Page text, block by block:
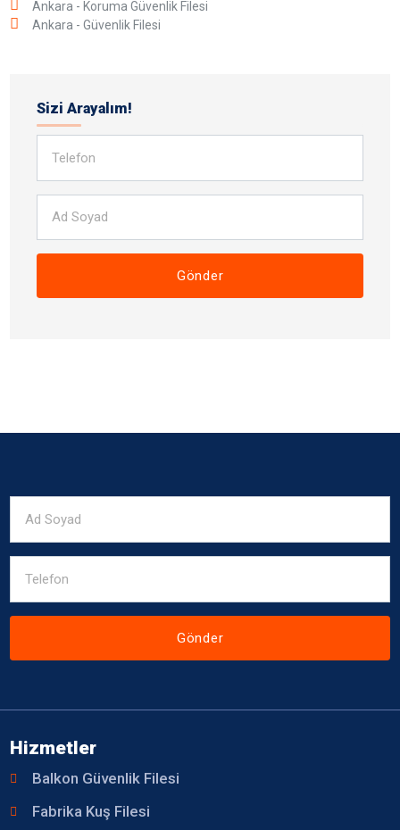
Ankara - Koruma Güvenlik Filesi
Ankara - Güvenlik Filesi
Sizi Arayalım!
Gönder
Gönder
Hizmetler
Balkon Güvenlik Filesi
Fabrika Kuş Filesi